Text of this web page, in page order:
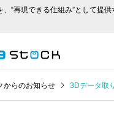
“再現できる仕組み”として提
からのお知らせ 3Dデータ取り扱い